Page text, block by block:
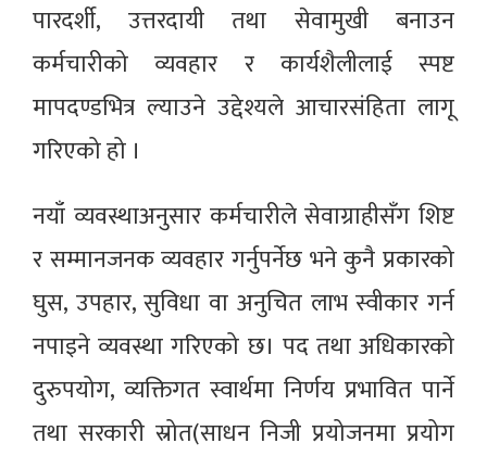
पारदर्शी, उत्तरदायी तथा सेवामुखी बनाउन
कर्मचारीको व्यवहार र कार्यशैलीलाई स्पष्ट
मापदण्डभित्र ल्याउने उद्देश्यले आचारसंहिता लागू
गरिएको हो ।
नयाँ व्यवस्थाअनुसार कर्मचारीले सेवाग्राहीसँग शिष्ट
र सम्मानजनक व्यवहार गर्नुपर्नेछ भने कुनै प्रकारको
घुस, उपहार, सुविधा वा अनुचित लाभ स्वीकार गर्न
नपाइने व्यवस्था गरिएको छ। पद तथा अधिकारको
दुरुपयोग, व्यक्तिगत स्वार्थमा निर्णय प्रभावित पार्ने
तथा सरकारी स्रोत(साधन निजी प्रयोजनमा प्रयोग